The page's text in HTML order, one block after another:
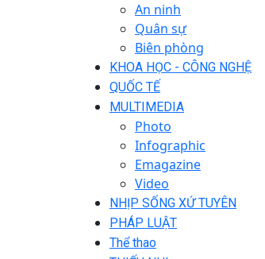
An ninh
Quân sự
Biên phòng
KHOA HỌC - CÔNG NGHỆ
QUỐC TẾ
MULTIMEDIA
Photo
Infographic
Emagazine
Video
NHỊP SỐNG XỨ TUYÊN
PHÁP LUẬT
Thể thao